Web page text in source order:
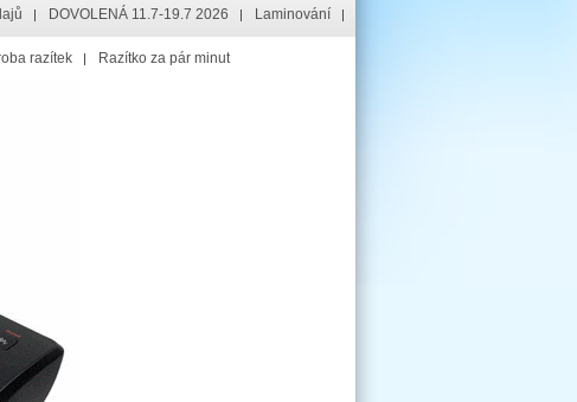
DOVOLENÁ 11.7-19.7 2026 Laminování
razítek Razítko za pár minut